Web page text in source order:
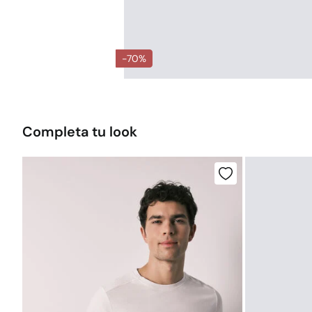
-70%
Completa tu look